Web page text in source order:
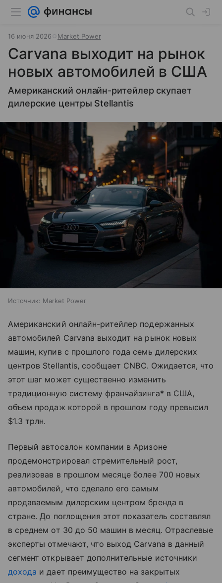
16 июня 2026 Market Power
Carvana выходит на рынок
новых автомобилей в США
Американский онлайн-ритейлер скупает
дилерские центры Stellantis
Источник: Market Power
Американский онлайн-ритейлер подержанных
автомобилей Carvana выходит на рынок новых
машин, купив с прошлого года семь дилерских
центров Stellantis, сообщает CNBC. Ожидается, что
этот шаг может существенно изменить
традиционную систему франчайзинга* в США,
объем продаж которой в прошлом году превысил
$1.3 трлн.
Первый автосалон компании в Аризоне
продемонстрировал стремительный рост,
реализовав в прошлом месяце более 700 новых
автомобилей, что сделало его самым
продаваемым дилерским центром бренда в
стране. До поглощения этот показатель составлял
в среднем от 30 до 50 машин в месяц. Отраслевые
эксперты отмечают, что выход Carvana в данный
сегмент открывает дополнительные источники
дохода и дает преимущество на закрытых